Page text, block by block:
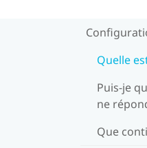
Quelle
Puis-je
ne
Que